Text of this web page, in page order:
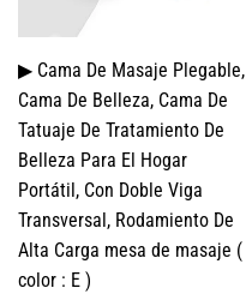
▶ Cama De Masaje Plegable,
Cama De Belleza, Cama De
Tatuaje De Tratamiento De
Belleza Para El Hogar
Portátil, Con Doble Viga
Transversal, Rodamiento De
Alta Carga mesa de masaje (
color : E )